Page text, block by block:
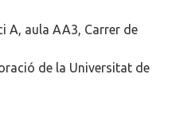
A, aula AA3, Carrer de
de la Universitat de